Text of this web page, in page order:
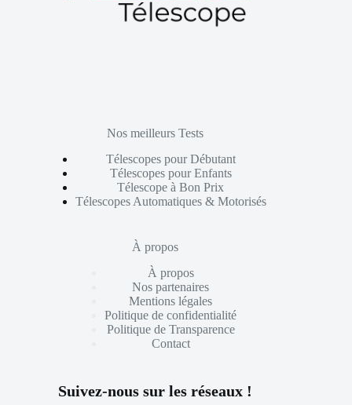
Nos meilleurs Tests
Télescopes pour Débutant
Télescopes pour Enfants
Télescope à Bon Prix
Télescopes Automatiques & Motorisés
À propos
À propos
Nos partenaires
Mentions légales
Politique de confidentialité
Politique de Transparence
Contact
Suivez-nous sur les réseaux !